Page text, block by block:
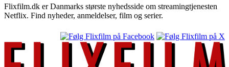
Flixfilm.dk er Danmarks største nyhedsside om streamingtjenesten
Netflix. Find nyheder, anmeldelser, film og serier.